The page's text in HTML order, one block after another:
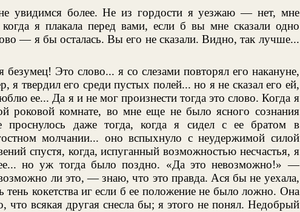
увидимся более. Не из гордости я уезжаю — нет, мне
я плакала перед вами, если б вы мне сказали одно
— я бы осталась. Вы его не сказали. Видно, так лучше...
Это слово... я со слезами повторял его накануне,
я твердил его среди пустых полей... но я не сказал его ей,
ее... Да я и не мог произнести тогда это слово. Когда я
роковой комнате, во мне еще не было ясного сознания
даже тогда, когда я сидел с ее братом в
молчании... оно вспыхнуло с неудержимой силой
спустя, когда, испуганный возможностью несчастья, я
ее... но уж тогда было поздно. «Да это невозможно!» —
ли это, — знаю, что это правда. Ася бы не уехала,
тень кокетства иг если б ее положение не было ложно. Она
что всякая другая снесла бы; я этого не понял. Недобрый